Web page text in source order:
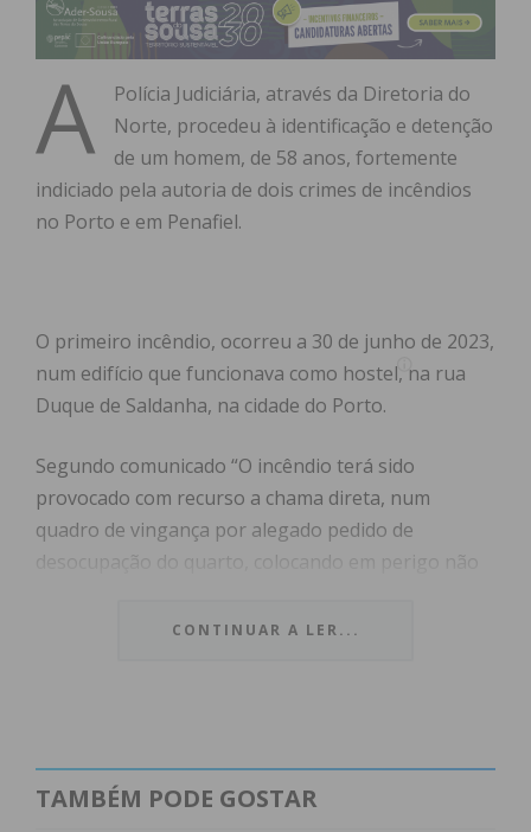
A
Polícia Judiciária, através da Diretoria do
Norte, procedeu à identificação e detenção
de um homem, de 58 anos, fortemente
indiciado pela autoria de dois crimes de incêndios
no Porto e em Penafiel.
O primeiro incêndio, ocorreu a 30 de junho de 2023,
num edifício que funcionava como hostel, na rua
Duque de Saldanha, na cidade do Porto.
Segundo comunicado “O incêndio terá sido
provocado com recurso a chama direta, num
quadro de vingança por alegado pedido de
desocupação do quarto, colocando em perigo não
nomeadamente casas de construção já com alguma
incêndio, ocorrido a 26 de dezembro de 2023, em
instalações do Hospital Padre Américo, em Penafiel,
CONTINUAR A LER...
TAMBÉM PODE GOSTAR